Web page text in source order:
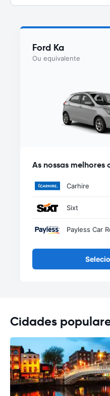
Ford Ka
Ou equivalente
As nossas melhores
Carhire
Sixt
Payless Car
Cidades